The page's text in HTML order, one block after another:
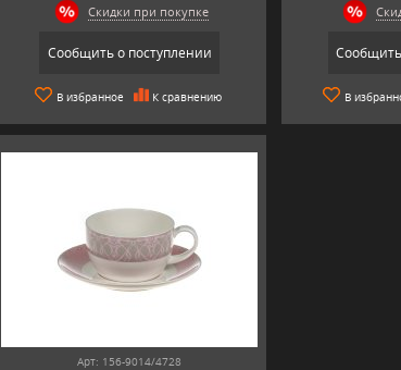
Скидки при покупке
Сообщить о поступлении
В избранное К сравнению В
Арт: 156-9014/4728